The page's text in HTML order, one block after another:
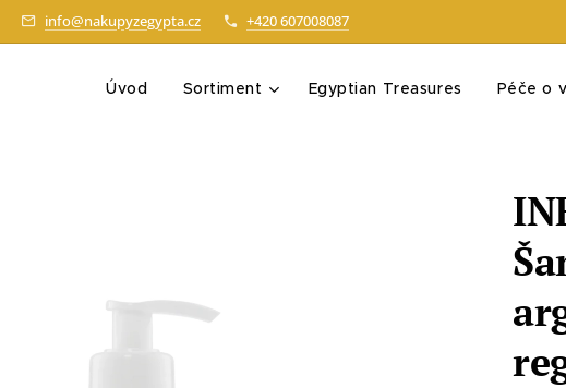
info@nakupyzegypta.cz +420 607008087
Úvod Sortiment Egyptian Treasures Péče o